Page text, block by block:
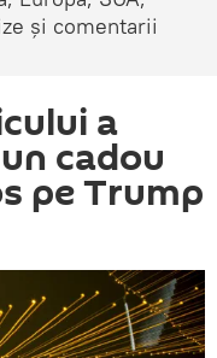
și comentarii
a
cadou
pe Trump